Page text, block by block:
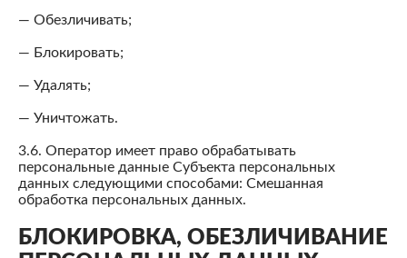
— Обезличивать;
— Блокировать;
— Удалять;
— Уничтожать.
3.6. Оператор имеет право обрабатывать
персональные данные Субъекта персональных
данных следующими способами: Смешанная
обработка персональных данных.
БЛОКИРОВКА, ОБЕЗЛИЧИВАНИЕ